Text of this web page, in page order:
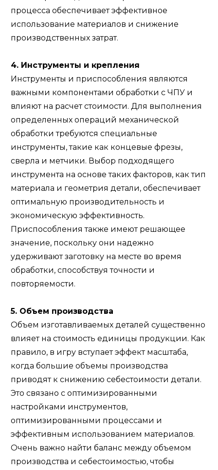
процесса обеспечивает эффективное
использование материалов и снижение
производственных затрат.
4. Инструменты и крепления
Инструменты и приспособления являются
важными компонентами обработки с ЧПУ и
влияют на расчет стоимости. Для выполнения
определенных операций механической
обработки требуются специальные
инструменты, такие как концевые фрезы,
сверла и метчики. Выбор подходящего
инструмента на основе таких факторов, как тип
материала и геометрия детали, обеспечивает
оптимальную производительность и
экономическую эффективность.
Приспособления также имеют решающее
значение, поскольку они надежно
удерживают заготовку на месте во время
обработки, способствуя точности и
повторяемости.
5. Объем производства
Объем изготавливаемых деталей существенно
влияет на стоимость единицы продукции. Как
правило, в игру вступает эффект масштаба,
когда большие объемы производства
приводят к снижению себестоимости детали.
Это связано с оптимизированными
настройками инструментов,
оптимизированными процессами и
эффективным использованием материалов.
Очень важно найти баланс между объемом
производства и себестоимостью, чтобы